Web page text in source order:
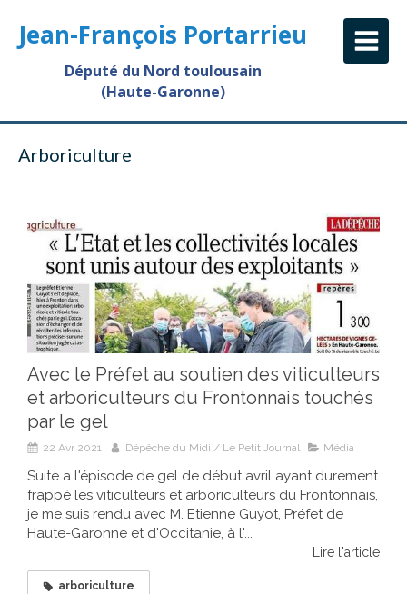
Jean-François Portarrieu
Député du Nord toulousain
(Haute-Garonne)
Arboriculture
Avec le Préfet au soutien des viticulteurs
et arboriculteurs du Frontonnais touchés
par le gel
22 Avr 2021 Dépêche du Midi / Le Petit Journal Média
Suite a l'épisode de gel de début avril ayant durement
frappé les viticulteurs et arboriculteurs du Frontonnais,
je me suis rendu avec M. Etienne Guyot, Préfet de
Haute-Garonne et d'Occitanie, à l'...
Lire l'article
arboriculture